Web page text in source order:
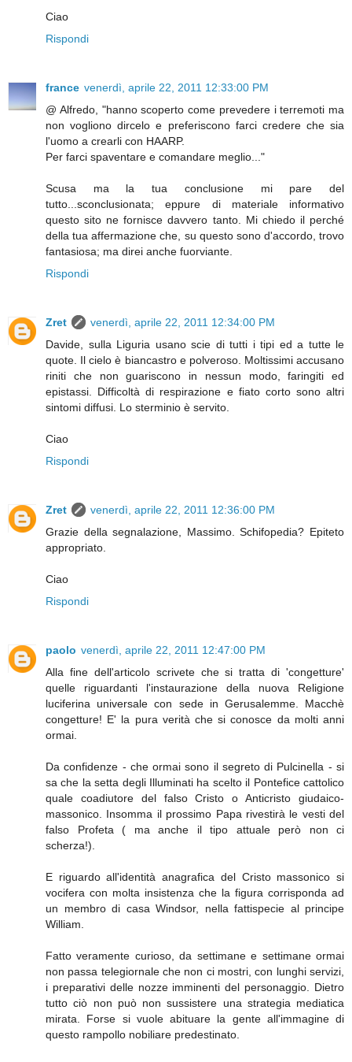
Ciao
Rispondi
france venerdì, aprile 22, 2011 12:33:00 PM
@ Alfredo, "hanno scoperto come prevedere i terremoti ma
non vogliono dircelo e preferiscono farci credere che sia
l'uomo a crearli con HAARP.
Per farci spaventare e comandare meglio..."
Scusa ma la tua conclusione mi pare del
tutto...sconclusionata; eppure di materiale informativo
questo sito ne fornisce davvero tanto. Mi chiedo il perché
della tua affermazione che, su questo sono d'accordo, trovo
fantasiosa; ma direi anche fuorviante.
Rispondi
Zret
venerdì, aprile 22, 2011 12:34:00 PM
Davide, sulla Liguria usano scie di tutti i tipi ed a tutte le
quote. Il cielo è biancastro e polveroso. Moltissimi accusano
riniti che non guariscono in nessun modo, faringiti ed
epistassi. Difficoltà di respirazione e fiato corto sono altri
sintomi diffusi. Lo sterminio è servito.
Ciao
Rispondi
Zret
venerdì, aprile 22, 2011 12:36:00 PM
Grazie della segnalazione, Massimo. Schifopedia? Epiteto
appropriato.
Ciao
Rispondi
paolo venerdì, aprile 22, 2011 12:47:00 PM
Alla fine dell'articolo scrivete che si tratta di 'congetture'
quelle riguardanti l'instaurazione della nuova Religione
luciferina universale con sede in Gerusalemme. Macchè
congetture! E' la pura verità che si conosce da molti anni
ormai.
Da confidenze - che ormai sono il segreto di Pulcinella - si
sa che la setta degli Illuminati ha scelto il Pontefice cattolico
quale coadiutore del falso Cristo o Anticristo giudaico-
massonico. Insomma il prossimo Papa rivestirà le vesti del
falso Profeta ( ma anche il tipo attuale però non ci
scherza!).
E riguardo all'identità anagrafica del Cristo massonico si
vocifera con molta insistenza che la figura corrisponda ad
un membro di casa Windsor, nella fattispecie al principe
William.
Fatto veramente curioso, da settimane e settimane ormai
non passa telegiornale che non ci mostri, con lunghi servizi,
i preparativi delle nozze imminenti del personaggio. Dietro
tutto ciò non può non sussistere una strategia mediatica
mirata. Forse si vuole abituare la gente all'immagine di
questo rampollo nobiliare predestinato.